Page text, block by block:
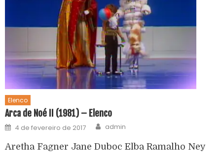
Elenco
Arca de Noé II (1981) – Elenco
4 de fevereiro de 2017 admin
Aretha Fagner Jane Duboc Elba Ramalho Ney